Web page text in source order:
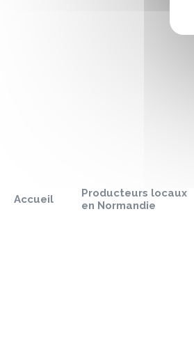
page
Accueil
Producteurs locaux
en Normandie